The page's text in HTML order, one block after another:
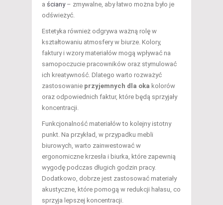
a ściany– zmywalne, aby łatwo można było je
odświeżyć.
Estetyka również odgrywa ważną rolę w
kształtowaniu atmosfery w biurze. Kolory,
faktury i wzory materiałów mogą wpływać na
samopoczucie pracowników oraz stymulować
ich kreatywność. Dlatego warto rozważyć
zastosowanie przyjemnych dla oka kolorów
oraz odpowiednich faktur, które będą sprzyjały
koncentracji.
Funkcjonalność materiałów to kolejny istotny
punkt. Na przykład, w przypadku mebli
biurowych, warto zainwestować w
ergonomiczne krzesła i biurka, które zapewnią
wygodę podczas długich godzin pracy.
Dodatkowo, dobrze jest zastosować materiały
akustyczne, które pomogą w redukcji hałasu, co
sprzyja lepszej koncentracji.